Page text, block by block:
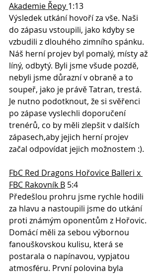
Akademie Řepy 1:13
Výsledek utkání hovoří za vše. Naši
do zápasu vstoupili, jako kdyby se
vzbudili z dlouhého zimního spánku.
Náš herní projev byl pomalý, místy až
líný, odbytý. Byli jsme všude pozdě,
nebyli jsme důrazní v obraně a to
soupeř, jako je právě Tatran, trestá.
Je nutno podotknout, že si svěřenci
po zápase vyslechli doporučení
trenérů, co by měli zlepšit v dalších
zápasech,aby jejich herní projev
začal odpovídat jejich možnostem :).
FbC Red Dragons Hořovice Balleri x
FBC Rakovník B 5:4
Předešlou prohru jsme rychle hodili
za hlavu a nastoupili jsme do utkání
proti známým oponentům z Hořovic.
Domácí měli za sebou výbornou
fanouškovskou kulisu, která se
postarala o napínavou, vypjatou
atmosféru. První polovina byla